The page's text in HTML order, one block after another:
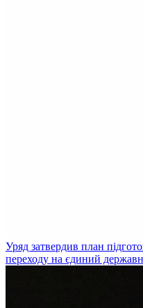
Уряд затвердив план
переходу на єдиний